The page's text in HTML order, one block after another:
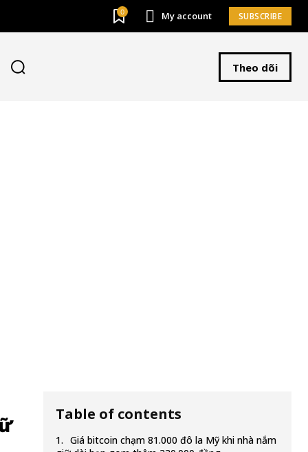
0 My account SUBSCRIBE
Theo dõi
Table of contents
Giá bitcoin chạm 81.000 đô la Mỹ khi nhà nắm